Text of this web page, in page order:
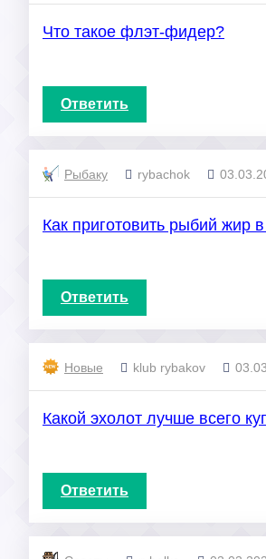
Что такое флэт-фидер?
Ответить
Рыбаку rybachok
Как приготовить рыбий жир
Ответить
Новые klub rybakov
Какой эхолот лучше всего
Ответить